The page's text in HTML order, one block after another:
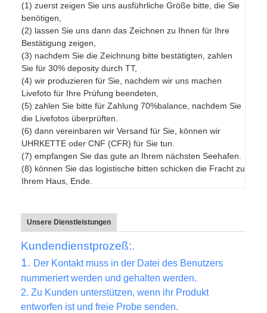
(1) zuerst zeigen Sie uns ausführliche Größe bitte, die Sie
benötigen,
(2) lassen Sie uns dann das Zeichnen zu Ihnen für Ihre
Bestätigung zeigen,
(3) nachdem Sie die Zeichnung bitte bestätigten, zahlen
Sie für 30% deposity durch TT,
(4) wir produzieren für Sie, nachdem wir uns machen
Livefoto für Ihre Prüfung beendeten,
(5) zahlen Sie bitte für Zahlung 70%balance, nachdem Sie
die Livefotos überprüften.
(6) dann vereinbaren wir Versand für Sie, können wir
UHRKETTE oder CNF (CFR) für Sie tun.
(7) empfangen Sie das gute an Ihrem nächsten Seehafen.
(8) können Sie das logistische bitten schicken die Fracht zu
Ihrem Haus, Ende.
Unsere Dienstleistungen
Kundendienstprozeß:.
1. Der Kontakt muss in der Datei des Benutzers
nummeriert werden und gehalten werden.
2.Zu Kunden unterstützen, wenn ihr Produkt
entworfen ist und freie Probe senden.